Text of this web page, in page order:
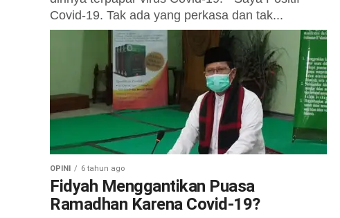
Covid-19. Tak ada yang perkasa dan tak...
OPINI 6 tahun ago
Fidyah Menggantikan Puasa
Ramadhan Karena Covid-19?